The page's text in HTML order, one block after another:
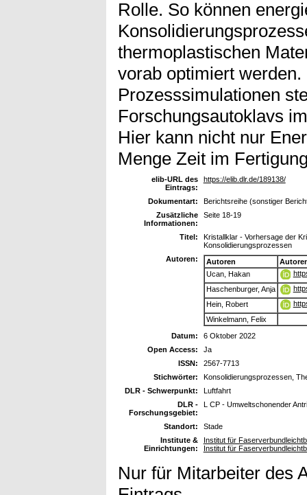
Rolle. So können
thermoplastischen
vorab optimiert
Prozesssimulationen
Forschungsautoklavs
Hier kann nicht nur
Menge Zeit im
elib-URL des
Eintrags:
https://elib.dlr.de/189138/
Dokumentart:
Berichtsreihe (sonstiger
Zusätzliche
Informationen:
Seite 18-19
Titel:
Kristallklar - Vorhersage der
Konsolidierungsprozessen
Autoren:
Autoren
Ucan, Hakan
Haschenburger, Anja
Hein, Robert
Winkelmann, Felix
Datum:
6 Oktober 2022
Open Access:
Ja
ISSN:
2567-7713
Stichwörter:
Konsolidierungsprozessen,
DLR - Schwerpunkt:
Luftfahrt
DLR -
Forschungsgebiet:
L CP - Umweltschonender
Standort:
Stade
Institute &
Einrichtungen:
Institut für
Institut für
Nur für Mitarbeiter des